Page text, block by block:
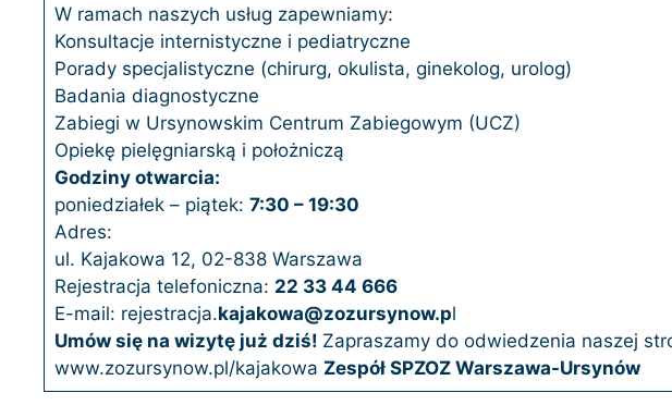
W ramach naszych usług zapewniamy:
Konsultacje internistyczne i pediatryczne
Porady specjalistyczne (chirurg, okulista, ginekolog, urolog)
Badania diagnostyczne
Zabiegi w Ursynowskim Centrum Zabiegowym (UCZ)
Opiekę pielęgniarską i położniczą
Godziny otwarcia:
poniedziałek – piątek: 7:30 – 19:30
Adres:
ul. Kajakowa 12, 02-838 Warszawa
Rejestracja telefoniczna: 22 33 44 666
E-mail: rejestracja.kajakowa@zozursynow.pl
Umów się na wizytę już dziś! Zapraszamy do odwiedzenia naszej
www.zozursynow.pl/kajakowa Zespół SPZOZ Warszawa-Ursynów